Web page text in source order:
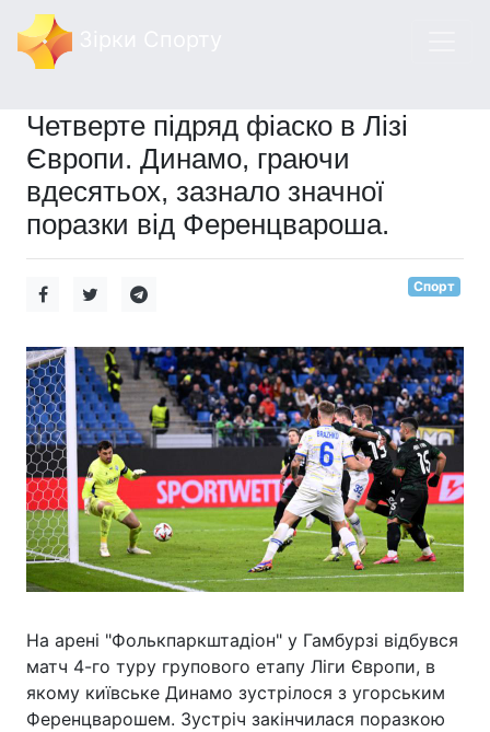
Четверте підряд фіаско в Лізі
Європи. Динамо, граючи
вдесятьох, зазнало значної
поразки від Ференцвароша.
Спорт
На арені "Фолькпаркштадіон" у Гамбурзі відбувся
матч 4-го туру групового етапу Ліги Європи, в
якому київське Динамо зустрілося з угорським
Ференцварошем. Зустріч закінчилася поразкою